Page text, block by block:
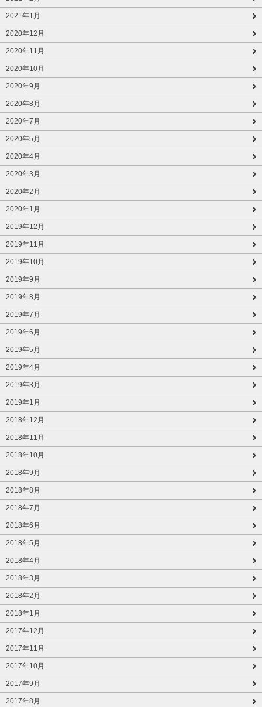
2021年1月
2020年12月
2020年11月
2020年10月
2020年9月
2020年8月
2020年7月
2020年5月
2020年4月
2020年3月
2020年2月
2020年1月
2019年12月
2019年11月
2019年10月
2019年9月
2019年8月
2019年7月
2019年6月
2019年5月
2019年4月
2019年3月
2019年1月
2018年12月
2018年11月
2018年10月
2018年9月
2018年8月
2018年7月
2018年6月
2018年5月
2018年4月
2018年3月
2018年2月
2018年1月
2017年12月
2017年11月
2017年10月
2017年9月
2017年8月